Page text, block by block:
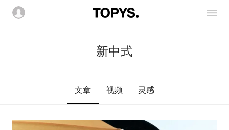
新中式
文章 视频 灵感